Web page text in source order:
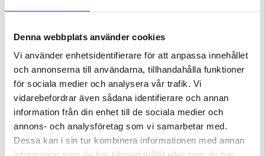
Denna webbplats använder cookies
Vi använder enhetsidentifierare för att anpassa innehållet
och annonserna till användarna, tillhandahålla funktioner
för sociala medier och analysera vår trafik. Vi
vidarebefordrar även sådana identifierare och annan
information från din enhet till de sociala medier och
annons- och analysföretag som vi samarbetar med.
Dessa kan i sin tur kombinera informationen med annan
(2026) samtidigt som du håller ordning på dina kort och kontanter är detta
plånboksfodral det perfekta valet. Dess förstklassiga material och praktiska
design gör det till ett måste för dig som värdesätter både stil och bekvämlighet.
Plånboksfodral har blivit populära för sin förmåga att kombinera skydd och
praktiska egenskaper. Användningen av högkvalitativ polyuretan ger inte bara
ett raffinerat utseende utan erbjuder också naturlig hållbarhet, vilket gör dessa
fodral till ett långvarigt val för telefonanvändare. Dessutom gör de inbyggda
kortplatserna det enkelt att resa lätt, vilket minskar behovet av en separat